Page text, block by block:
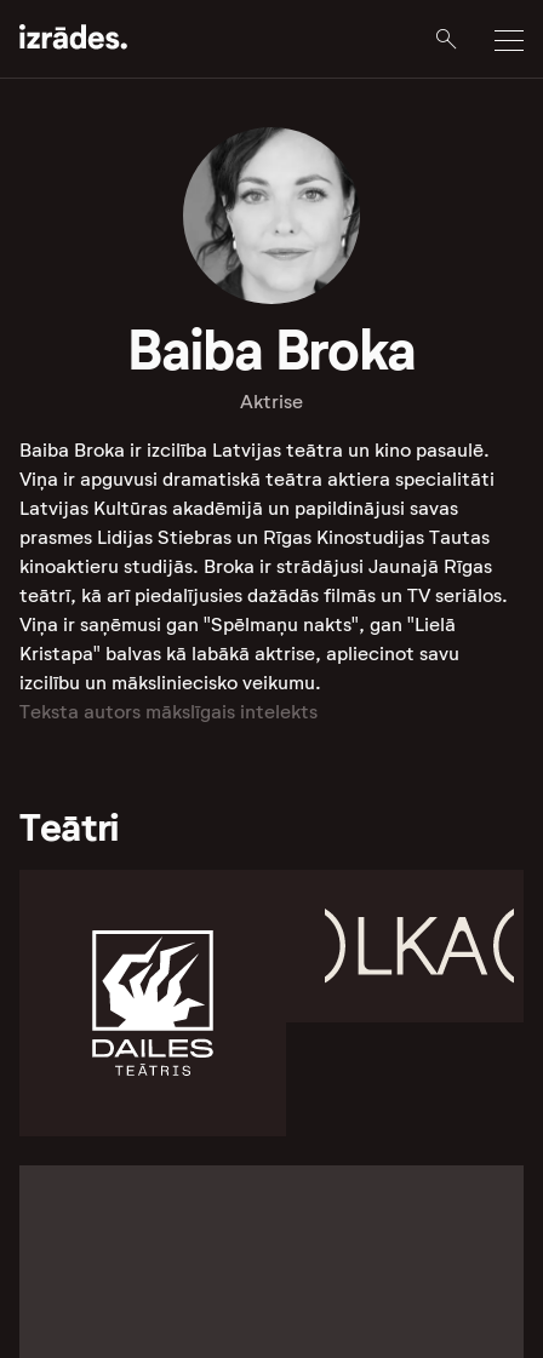
Baiba Broka
Aktrise
Baiba Broka ir izcilība Latvijas teātra un kino pasaulē.
Viņa ir apguvusi dramatiskā teātra aktiera specialitāti
Latvijas Kultūras akadēmijā un papildinājusi savas
prasmes Lidijas Stiebras un Rīgas Kinostudijas Tautas
kinoaktieru studijās. Broka ir strādājusi Jaunajā Rīgas
teātrī, kā arī piedalījusies dažādās filmās un TV seriālos.
Viņa ir saņēmusi gan "Spēlmaņu nakts", gan "Lielā
Kristapa" balvas kā labākā aktrise, apliecinot savu
izcilību un māksliniecisko veikumu​​​​​​.
Teksta autors mākslīgais intelekts
Teātri